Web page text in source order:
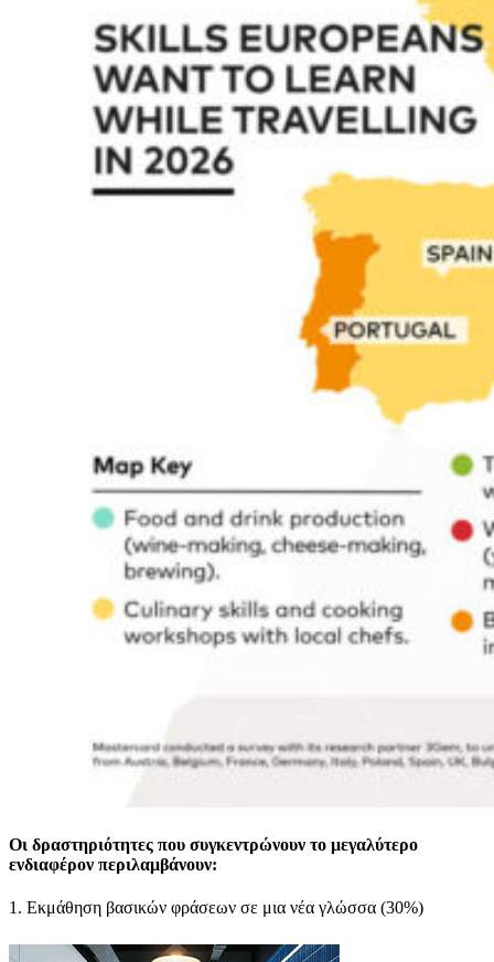
Οι δραστηριότητες που συγκεντρώνουν το μεγαλύτερο
ενδιαφέρον περιλαμβάνουν:
1. Εκμάθηση βασικών φράσεων σε μια νέα γλώσσα (30%)